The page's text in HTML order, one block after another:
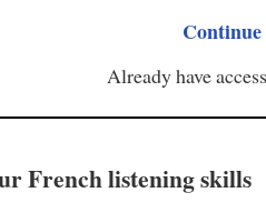
Continue
Already have
French listening skills